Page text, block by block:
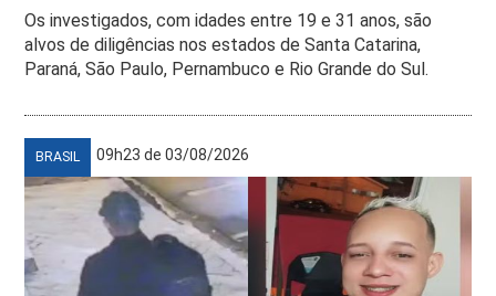
Os investigados, com idades entre 19 e 31 anos, são
alvos de diligências nos estados de Santa Catarina,
Paraná, São Paulo, Pernambuco e Rio Grande do Sul.
BRASIL 09h23 de 03/08/2026